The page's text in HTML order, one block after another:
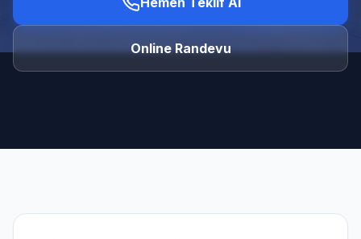
Ücretsiz Keşif Al
Online Randevu